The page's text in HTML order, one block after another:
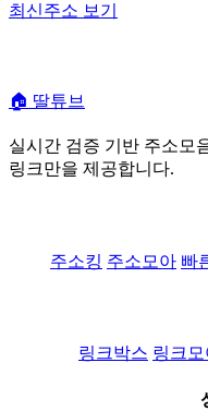
최신주소 보기
🏠 딸튜브
실시간 검증 기반 주소모
링크만을 제공합니다.
주소킹 주소모아 빠
링크박스 링크